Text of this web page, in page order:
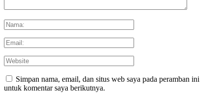
Simpan nama, email, dan situs web saya pada peramban ini
untuk komentar saya berikutnya.